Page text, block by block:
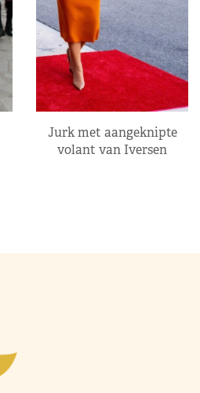
Jurk met aangeknipte
volant van Iversen